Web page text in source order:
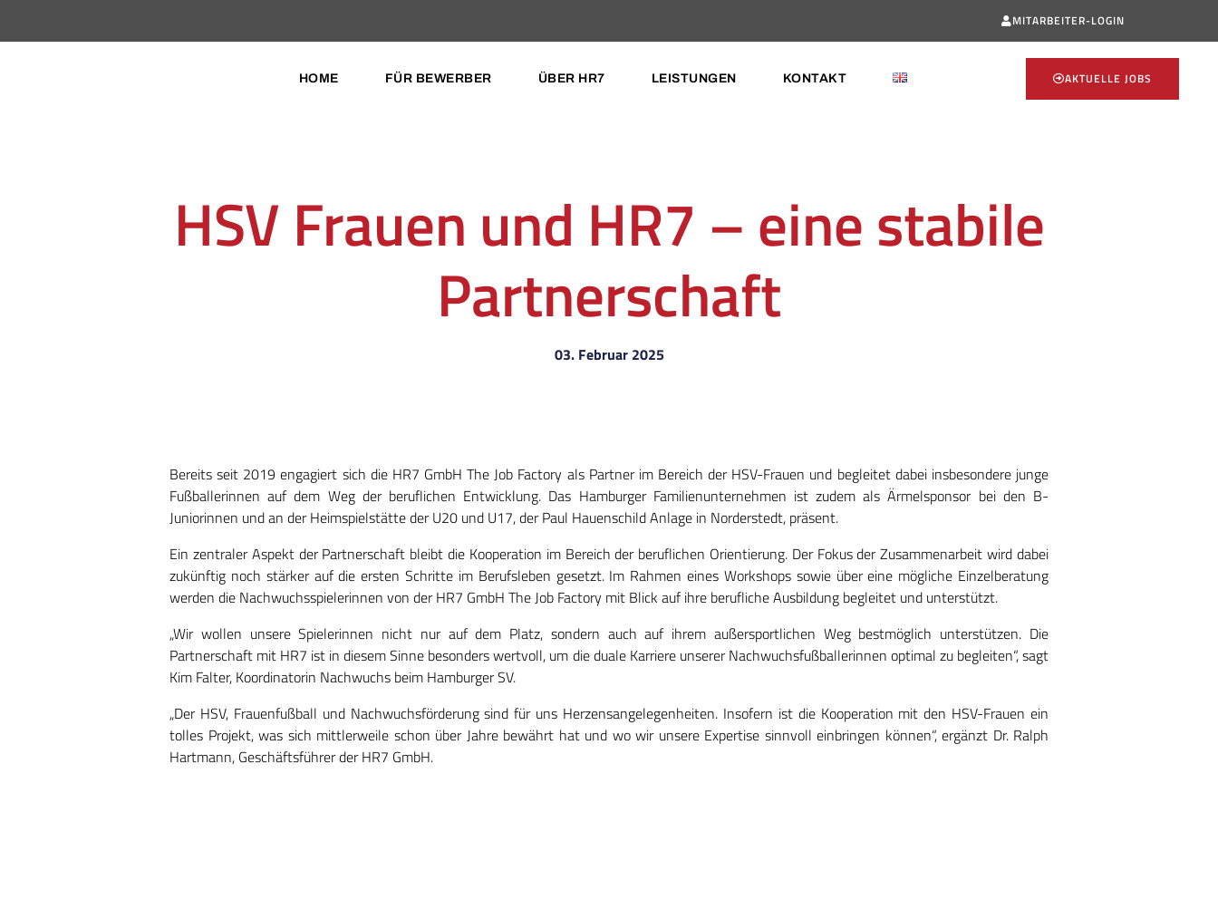
MITARBEITER-LOGIN
HOME FÜR BEWERBER ÜBER HR7 LEISTUNGEN KONTAKT AKTUELLE JOBS
HSV Frauen und HR7 – eine stabile
Partnerschaft
03. Februar 2025
Bereits seit 2019 engagiert sich die HR7 GmbH The Job Factory als Partner im Bereich der HSV-Frauen und begleitet dabei insbesondere junge
Fußballerinnen auf dem Weg der beruflichen Entwicklung. Das Hamburger Familienunternehmen ist zudem als Ärmelsponsor bei den B-
Juniorinnen und an der Heimspielstätte der U20 und U17, der Paul Hauenschild Anlage in Norderstedt, präsent.
Ein zentraler Aspekt der Partnerschaft bleibt die Kooperation im Bereich der beruflichen Orientierung. Der Fokus der Zusammenarbeit wird dabei
zukünftig noch stärker auf die ersten Schritte im Berufsleben gesetzt. Im Rahmen eines Workshops sowie über eine mögliche Einzelberatung
werden die Nachwuchsspielerinnen von der HR7 GmbH The Job Factory mit Blick auf ihre berufliche Ausbildung begleitet und unterstützt.
„Wir wollen unsere Spielerinnen nicht nur auf dem Platz, sondern auch auf ihrem außersportlichen Weg bestmöglich unterstützen. Die
Partnerschaft mit HR7 ist in diesem Sinne besonders wertvoll, um die duale Karriere unserer Nachwuchsfußballerinnen optimal zu begleiten“, sagt
Kim Falter, Koordinatorin Nachwuchs beim Hamburger SV.
„Der HSV, Frauenfußball und Nachwuchsförderung sind für uns Herzensangelegenheiten. Insofern ist die Kooperation mit den HSV-Frauen ein
tolles Projekt, was sich mittlerweile schon über Jahre bewährt hat und wo wir unsere Expertise sinnvoll einbringen können“, ergänzt Dr. Ralph
Hartmann, Geschäftsführer der HR7 GmbH.